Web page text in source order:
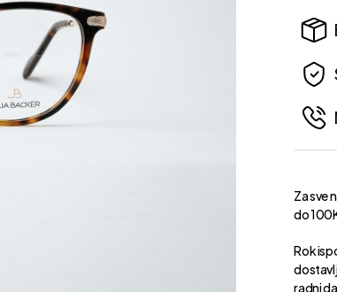
Za sve
do
Rok
radni